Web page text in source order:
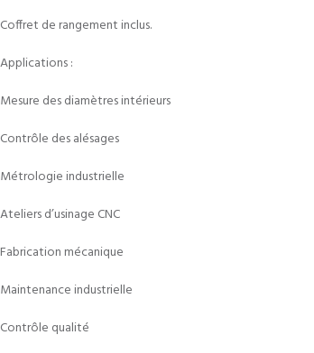
Coffret de rangement inclus.
Applications :
Mesure des diamètres intérieurs
Contrôle des alésages
Métrologie industrielle
Ateliers d’usinage CNC
Fabrication mécanique
Maintenance industrielle
Contrôle qualité